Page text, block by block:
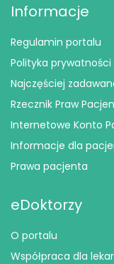
Informacje
Regulamin portalu
Polityka prywatności
Najczęściej
Rzecznik Praw
Internetowe Konto
Informacje dla
Prawa pacjenta
eDoktorzy
O portalu
Współpraca dla